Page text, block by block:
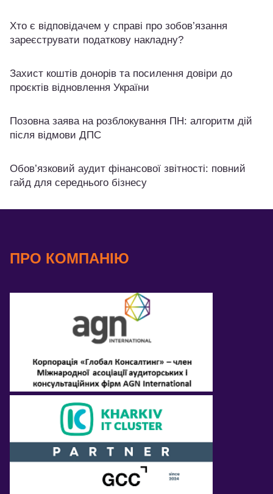
Хто є відповідачем у справі про зобов’язання
зареєструвати податкову накладну?
Захист коштів донорів та посилення довіри до
проєктів відновлення України
Позовна заява на розблокування ПН: алгоритм дій
після відмови ДПС
Обов’язковий аудит фінансової звітності: повний
гайд для середнього бізнесу
ПРО КОМПАНІЮ